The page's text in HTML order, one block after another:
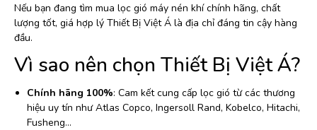
Nếu bạn đang tìm mua lọc gió máy nén khí chính hãng, chất
lượng tốt, giá hợp lý Thiết Bị Việt Á là địa chỉ đáng tin cậy hàng
đầu.
Vì sao nên chọn Thiết Bị Việt Á?
Chính hãng 100%: Cam kết cung cấp lọc gió từ các thương
hiệu uy tín như Atlas Copco, Ingersoll Rand, Kobelco, Hitachi,
Fusheng…